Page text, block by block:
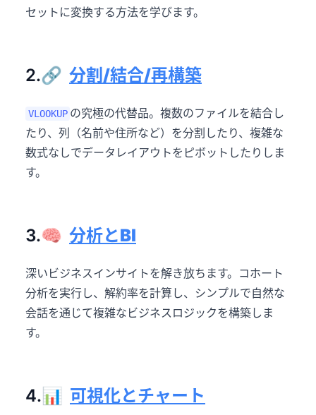
セットに変換する方法を学びます。
2.🔗 分割/結合/再構築
VLOOKUP の究極の代替品。複数のファイルを結合し
たり、列（名前や住所など）を分割したり、複雑な
数式なしでデータレイアウトをピボットしたりしま
す。
3.🧠 分析とBI
深いビジネスインサイトを解き放ちます。コホート
分析を実行し、解約率を計算し、シンプルで自然な
会話を通じて複雑なビジネスロジックを構築しま
す。
4.📊 可視化とチャート